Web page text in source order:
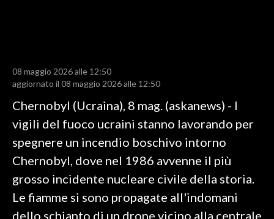
RISULTATI E CLASSIFICHE
CALCIO REGIONALE
BASKET
VOLLEY
MOTORI
TENNIS
ALTRI SPORT
08 maggio 2026 alle 12:50
aggiornato il 08 maggio 2026 alle 12:50
Chernobyl (Ucraina), 8 mag. (askanews) - I
vigili del fuoco ucraini stanno lavorando per
spegnere un incendio boschivo intorno
Chernobyl, dove nel 1986 avvenne il più
grosso incidente nucleare civile della storia.
Le fiamme si sono propagate all'indomani
dello schianto di un drone vicino alla centrale